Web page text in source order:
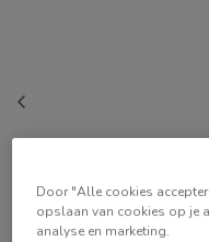
Door "Alle cookies
opslaan van cookies op je
analyse en marketing.